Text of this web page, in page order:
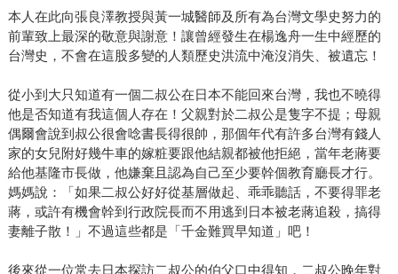
本人在此向張良澤教授與黃一城醫師及所有為台灣文學史努力的
前輩致上最深的敬意與謝意！讓曾經發生在楊逸舟一生中經歷的
台灣史，不會在這股多變的人類歷史洪流中淹沒消失、被遺忘！
從小到大只知道有一個二叔公在日本不能回來台灣，我也不曉得
他是否知道有我這個人存在！父親對於二叔公是隻字不提；母親
偶爾會說到叔公很會唸書長得很帥，那個年代有許多台灣有錢人
家的女兒附好幾牛車的嫁粧要跟他結親都被他拒絕，當年老蔣要
給他基隆市長做，他嫌棄且認為自己至少要幹個教育廳長才行。
媽媽說：「如果二叔公好好從基層做起、乖乖聽話，不要得罪老
蔣，或許有機會幹到行政院長而不用逃到日本被老蔣追殺，搞得
妻離子散！」不過這些都是「千金難買早知道」吧！
後來從一位常去日本探訪二叔公的伯父口中得知，二叔公晚年對